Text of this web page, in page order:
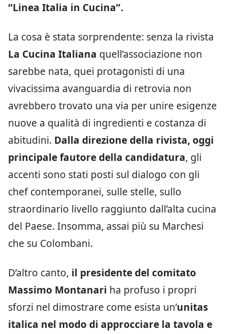
“Linea Italia in Cucina”.
La cosa è stata sorprendente: senza la rivista
La Cucina Italiana quell’associazione non
sarebbe nata, quei protagonisti di una
vivacissima avanguardia di retrovia non
avrebbero trovato una via per unire esigenze
nuove a qualità di ingredienti e costanza di
abitudini. Dalla direzione della rivista, oggi
principale fautore della candidatura, gli
accenti sono stati posti sul dialogo con gli
chef contemporanei, sulle stelle, sullo
straordinario livello raggiunto dall’alta cucina
del Paese. Insomma, assai più su Marchesi
che su Colombani.
D’altro canto, il presidente del comitato
Massimo Montanari ha profuso i propri
sforzi nel dimostrare come esista un’unitas
italica nel modo di approcciare la tavola e